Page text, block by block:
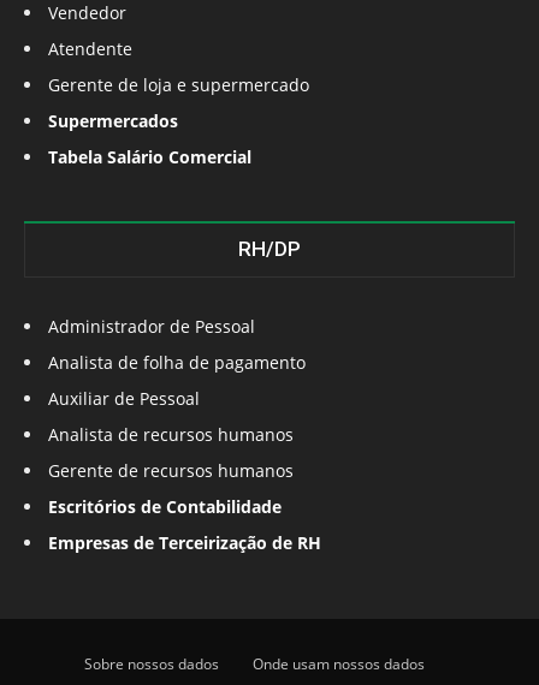
Vendedor
Atendente
Gerente de loja e supermercado
Supermercados
Tabela Salário Comercial
RH/DP
Administrador de Pessoal
Analista de folha de pagamento
Auxiliar de Pessoal
Analista de recursos humanos
Gerente de recursos humanos
Escritórios de Contabilidade
Empresas de Terceirização de RH
Sobre nossos dados Onde usam nossos dados